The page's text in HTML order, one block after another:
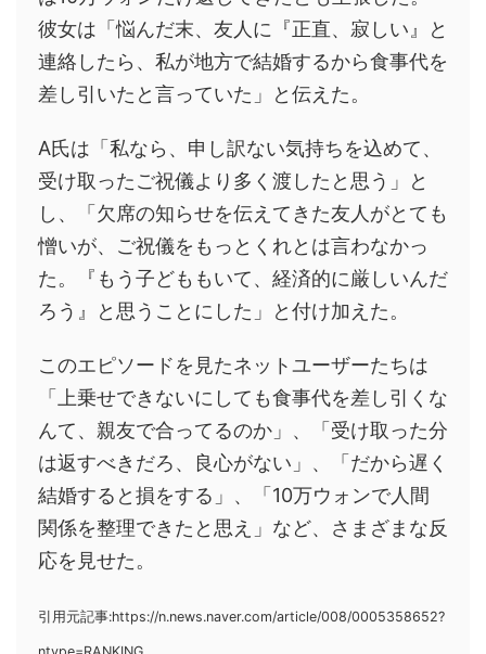
彼女は「悩んだ末、友人に『正直、寂しい』と
連絡したら、私が地方で結婚するから食事代を
差し引いたと言っていた」と伝えた。
A氏は「私なら、申し訳ない気持ちを込めて、
受け取ったご祝儀より多く渡したと思う」と
し、「欠席の知らせを伝えてきた友人がとても
憎いが、ご祝儀をもっとくれとは言わなかっ
た。『もう子どももいて、経済的に厳しいんだ
ろう』と思うことにした」と付け加えた。
このエピソードを見たネットユーザーたちは
「上乗せできないにしても食事代を差し引くな
んて、親友で合ってるのか」、「受け取った分
は返すべきだろ、良心がない」、「だから遅く
結婚すると損をする」、「10万ウォンで人間
関係を整理できたと思え」など、さまざまな反
応を見せた。
引用元記事:https://n.news.naver.com/article/008/0005358652?